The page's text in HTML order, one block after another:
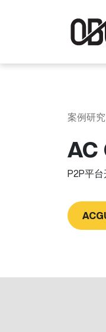
案例研究
AC
P2P平